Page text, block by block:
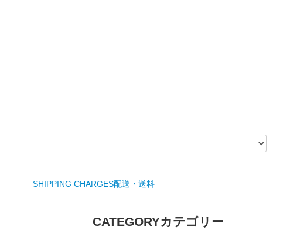
SHIPPING CHARGES配送・送料
CATEGORYカテゴリー